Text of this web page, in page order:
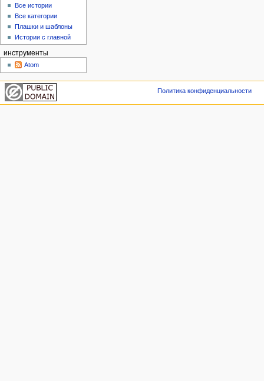
Все истории
Все категории
Плашки и шаблоны
Истории с главной
инструменты
Atom
Политика конфиденциальности